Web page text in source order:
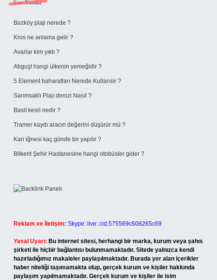
Sidebar
Son Yazılar
Bozköy plaji nerede ?
Kros ne anlama gelir ?
Avarlar kim yıktı ?
Abguşt hangi ülkenin yemeğidir ?
5 Element baharatları Nerede Kullanılır ?
Sarımsaklı Plajı denizi Nasıl ?
Basit kesri nedir ?
Tramer kaydı aracın değerini düşürür mü ?
Kan iğnesi kaç günde bir yapılır ?
Bilkent Şehir Hastanesine hangi otobüsler gider ?
Reklam ve İletişim: Skype: live:.cid.575569c608265c69
Yasal Uyarı: Bu internet sitesi, herhangi bir marka, kurum veya şahıs
şirketi ile hiçbir bağlantısı bulunmamaktadır. Sitede yalnızca kendi
hazırladığımız makaleler paylaşılmaktadır. Burada yer alan içerikler
haber niteliği taşımamakta olup, gerçek kurum ve kişiler hakkında
paylaşım yapılmamaktadır. Gerçek kurum ve kişiler ile isim